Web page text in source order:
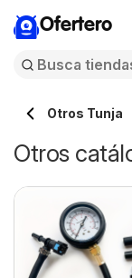
Ofertero
Otros Tunja
Otros